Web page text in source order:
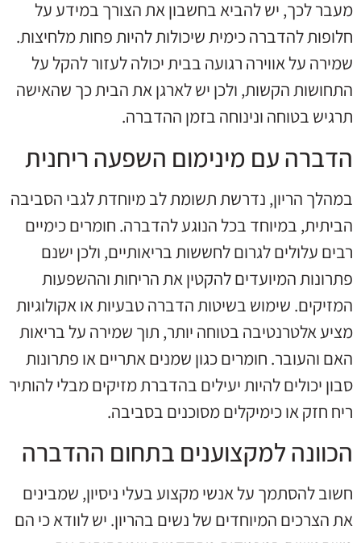
מעבר לכך, יש להביא בחשבון את הצורך במידע על
חלופות להדברה כימית שיכולות להיות פחות מלחיצות.
שמירה על אווירה רגועה בבית יכולה לעזור להקל על
התחושות הקשות, ולכן יש לארגן את הבית כך שהאישה
תרגיש בטוחה ונינוחה בזמן ההדברה.
הדברה עם מינימום השפעה ריחנית
במהלך הריון, נדרשת תשומת לב מיוחדת לגבי הסביבה
הביתית, במיוחד בכל הנוגע להדברה. חומרים כימיים
רבים עלולים לגרום לחששות בריאותיים, ולכן ישנם
פתרונות המיועדים להקטין את הריחות וההשפעות
המזיקים. שימוש בשיטות הדברה טבעיות או אקולוגיות
מציע אלטרנטיבה בטוחה יותר, תוך שמירה על בריאות
האם והעובר. חומרים כגון שמנים אתריים או פתרונות
סבון יכולים להיות יעילים בהדברת מזיקים מבלי להותיר
ריח חזק או כימיקלים מסוכנים בסביבה.
הכוונה למקצוענים בתחום ההדברה
חשוב להסתמך על אנשי מקצוע בעלי ניסיון, שמבינים
את הצרכים המיוחדים של נשים בהריון. יש לוודא כי הם